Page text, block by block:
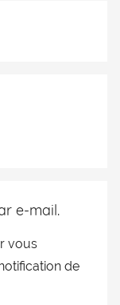
e-mail.
vous
de